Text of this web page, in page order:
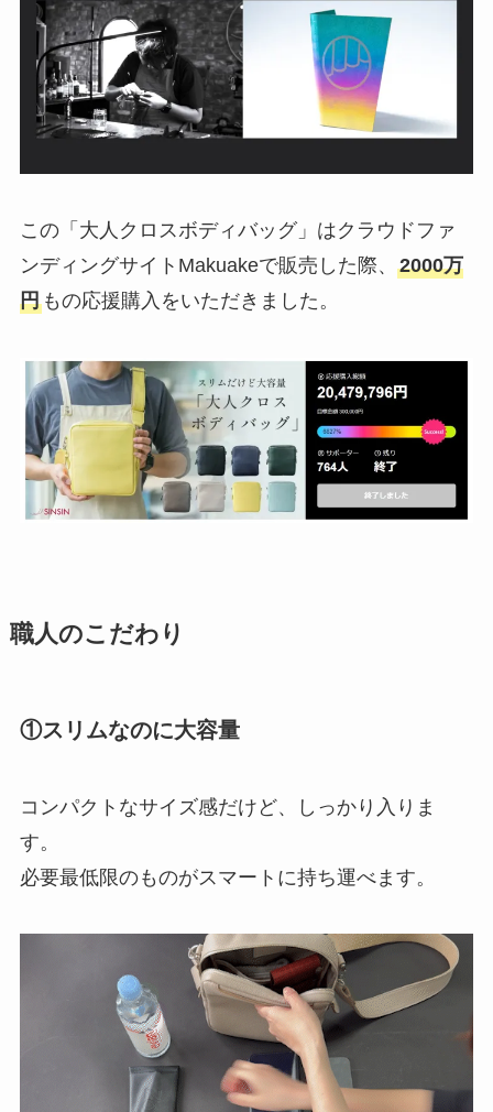
この「大人クロスボディバッグ」はクラウドファ
ンディングサイトMakuakeで販売した際、 2000万
円もの応援購入をいただきました。
職人のこだわり
①スリムなのに大容量
コンパクトなサイズ感だけど、しっかり入りま
す。
必要最低限のものがスマートに持ち運べます。